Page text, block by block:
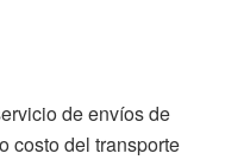
de envíos de
costo del transporte